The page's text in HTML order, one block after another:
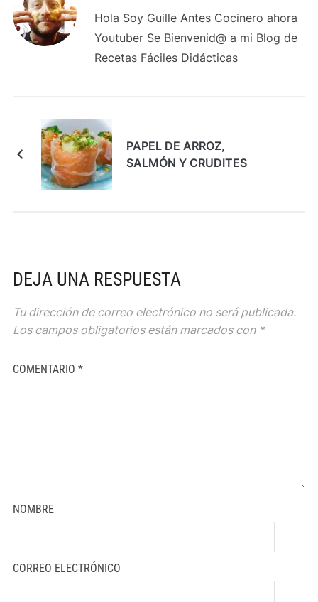
Hola Soy Guille Antes Cocinero ahora
Youtuber Se Bienvenid@ a mi Blog de
Recetas Fáciles Didácticas
PAPEL DE ARROZ,
SALMÓN Y CRUDITES
DEJA UNA RESPUESTA
Tu dirección de correo electrónico no será publicada.
Los campos obligatorios están marcados con *
COMENTARIO *
NOMBRE
CORREO ELECTRÓNICO